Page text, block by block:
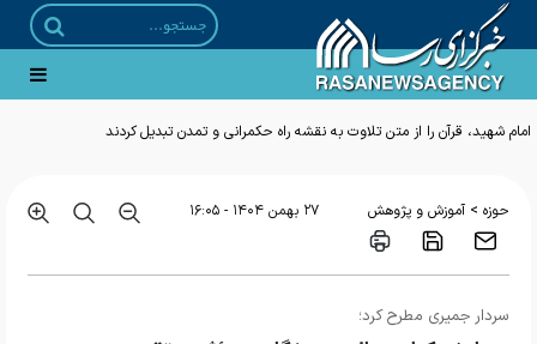
امام شهید، قرآن را از متن تلاوت به نقشه راه حکمرانی و تمدن تبدیل کردند
حوزه > آموزش و پژوهش ۲۷ بهمن ۱۴۰۴ - ۱۶:۰۵
سردار جمیری مطرح کرد؛